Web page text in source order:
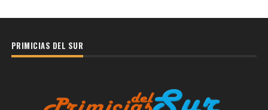
PRIMICIAS DEL SUR